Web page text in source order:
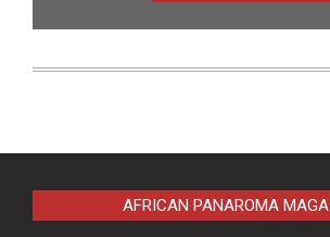
AFRICAN PANAROMA